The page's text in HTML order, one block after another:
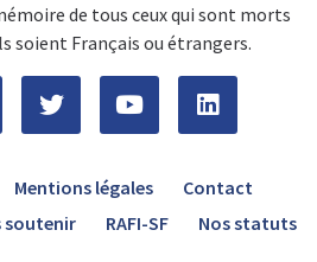
de tous ceux qui sont morts
soient Français ou étrangers.
Mentions légales
Contact
soutenir RAFI-SF Nos statuts